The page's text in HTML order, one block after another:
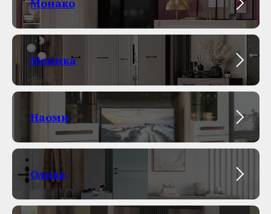
Монако
Моника
Наоми
Олива